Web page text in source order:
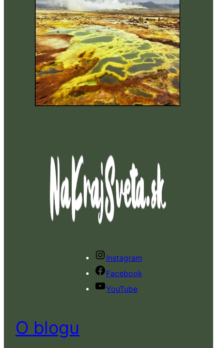
Instagram
Facebook
YouTube
O blogu